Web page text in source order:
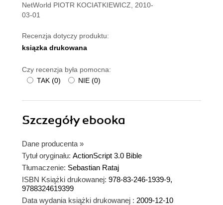
NetWorld PIOTR KOCIATKIEWICZ, 2010-
03-01
Recenzja dotyczy produktu:
ksiązka drukowana
Czy recenzja była pomocna:
TAK (0) NIE (0)
Szczegółyebooka
Dane producenta »
Tytuł oryginału: ActionScript 3.0 Bible
Tłumaczenie: Sebastian Rataj
ISBN Książki drukowanej: 978-83-246-1939-9,
9788324619399
Data wydania książki drukowanej : 2009-12-10